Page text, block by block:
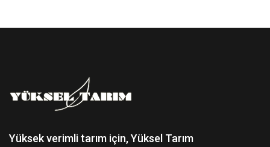
Yüksek verimli tarım için, Yüksel Tarım